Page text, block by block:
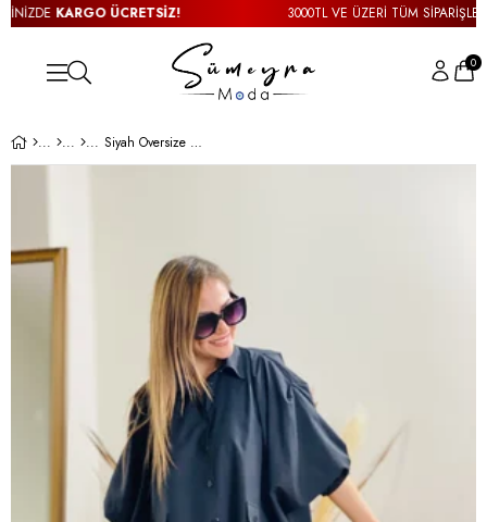
KARGO ÜCRETSİZ! 3000TL VE ÜZERİ TÜM
0
Siyah Oversize Gömlek